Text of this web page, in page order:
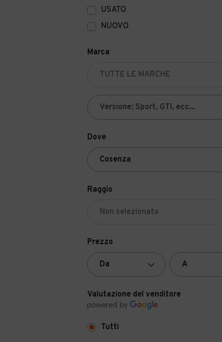
USATO
NUOVO
Marca
Dove
Raggio
Prezzo
Valutazione del venditore
Tutti